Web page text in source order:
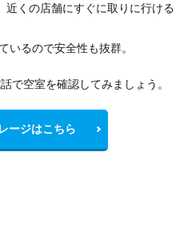
くの店舗にすぐに取りに行ける
いるので安全性も抜群。
で空室を確認してみましょう。
ージはこちら